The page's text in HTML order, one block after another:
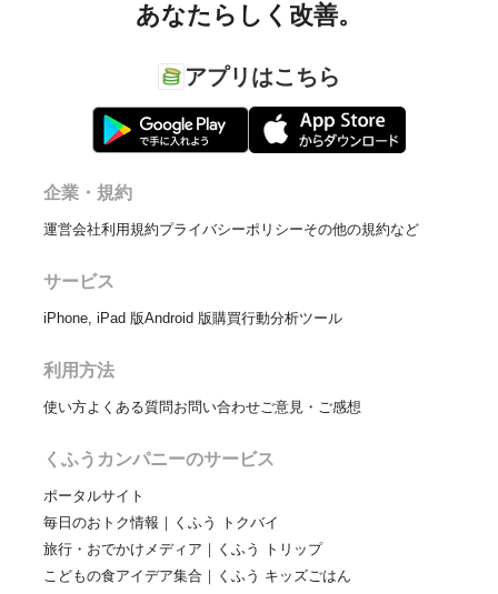
あなたらしく改善。
アプリはこちら
企業・規約
運営会社利用規約プライバシーポリシーその他の規約など
サービス
iPhone, iPad 版Android 版購買行動分析ツール
利用方法
使い方よくある質問お問い合わせご意見・ご感想
くふうカンパニーのサービス
ポータルサイト
毎日のおトク情報｜くふう トクバイ
旅行・おでかけメディア｜くふう トリップ
こどもの食アイデア集合｜くふう キッズごはん